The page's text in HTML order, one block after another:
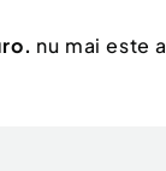
nu mai este